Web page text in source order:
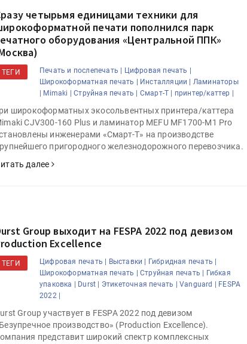
четырьмя единицами техники для
печати пополнился парк
оборудования «Центральной ППК»
ТЕГИ Печать и послепечать |
Цифровая печать |
Широкоформатная печать |
Инсталляции |
Ламинаторы
Mimaki | Струйная печать | Смарт-Т | принтер/каттер |
широкоформатных экосольвентных принтера/каттера
СJV300-160 Plus и ламинатор MEFU MF1700-M1 Pro
инженерами «Смарт-Т» на производстве
пригородного железнодорожного перевозчика.
далее
Group выходит на FESPA 2022 под девизом
Excellence
ТЕГИ Цифровая печать | Выставки |
Гибридная печать |
Широкоформатная печать |
Струйная печать |
Гибкая
упаковка |
Durst | Этикеточная печать | Vanguard |
FESPA
2022 |
Group участвует в FESPA 2022 под девизом
производство» (Production Excellence).
представит широкий спектр комплексных